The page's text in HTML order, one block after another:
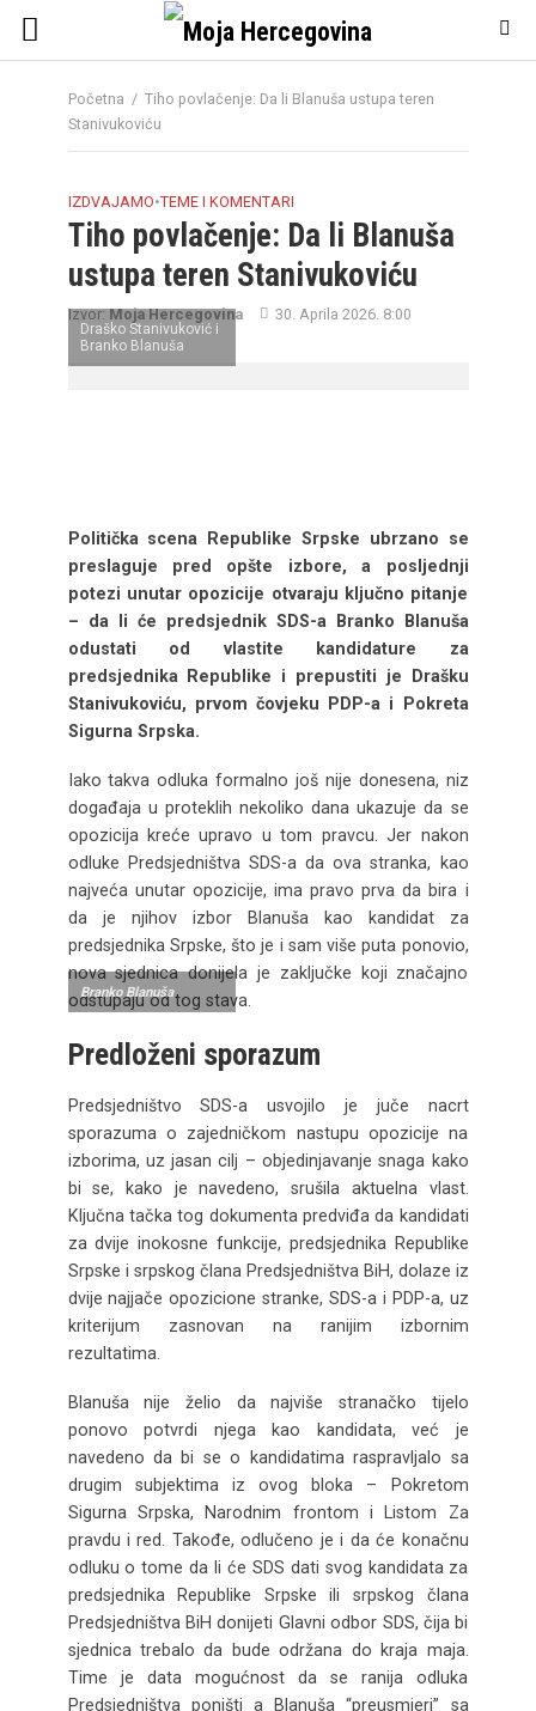
Početna / Tiho povlačenje: Da li Blanuša ustupa teren
Stanivukoviću
IZDVAJAMO•TEME I KOMENTARI
Tiho povlačenje: Da li Blanuša
ustupa teren Stanivukoviću
Izvor:Moja Hercegovina 30. Aprila 2026. 8:00
Draško Stanivuković i
Branko Blanuša
Politička scena Republike Srpske ubrzano se
preslaguje pred opšte izbore, a posljednji
potezi unutar opozicije otvaraju ključno pitanje
– da li će predsjednik SDS-a Branko Blanuša
odustati od vlastite kandidature za
predsjednika Republike i prepustiti je Drašku
Stanivukoviću, prvom čovjeku PDP-a i Pokreta
Sigurna Srpska.
Iako takva odluka formalno još nije donesena, niz
događaja u proteklih nekoliko dana ukazuje da se
opozicija kreće upravo u tom pravcu. Jer nakon
odluke Predsjedništva SDS-a da ova stranka, kao
najveća unutar opozicije, ima pravo prva da bira i
da je njihov izbor Blanuša kao kandidat za
predsjednika Srpske, što je i sam više puta ponovio,
nova sjednica donijela je zaključke koji značajno
odstupaju od tog stava.
Branko Blanuša
Predloženi sporazum
Predsjedništvo SDS-a usvojilo je juče nacrt
sporazuma o zajedničkom nastupu opozicije na
izborima, uz jasan cilj – objedinjavanje snaga kako
bi se, kako je navedeno, srušila aktuelna vlast.
Ključna tačka tog dokumenta predviđa da kandidati
za dvije inokosne funkcije, predsjednika Republike
Srpske i srpskog člana Predsjedništva BiH, dolaze iz
dvije najjače opozicione stranke, SDS-a i PDP-a, uz
kriterijum zasnovan na ranijim izbornim
rezultatima.
Blanuša nije želio da najviše stranačko tijelo
ponovo potvrdi njega kao kandidata, već je
navedeno da bi se o kandidatima raspravljalo sa
drugim subjektima iz ovog bloka – Pokretom
Sigurna Srpska, Narodnim frontom i Listom Za
pravdu i red. Takođe, odlučeno je i da će konačnu
odluku o tome da li će SDS dati svog kandidata za
predsjednika Republike Srpske ili srpskog člana
Predsjedništva BiH donijeti Glavni odbor SDS, čija bi
sjednica trebalo da bude održana do kraja maja.
Time je data mogućnost da se ranija odluka
Predsjedništva poništi a Blanuša “preusmjeri” sa